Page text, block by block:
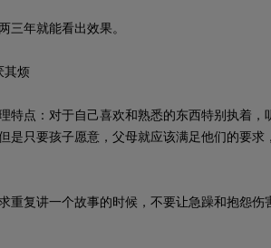
年就能看出效果。
烦
点：对于自己喜欢和熟悉的东西特别执着，
是只要孩子愿意，父母就应该满足他们的要求
复讲一个故事的时候，不要让急躁和抱怨伤